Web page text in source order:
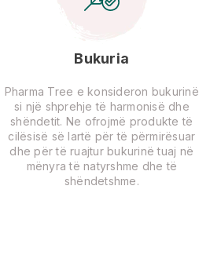
Bukuria
Pharma Tree e konsideron bukurinë
si një shprehje të harmonisë dhe
shëndetit. Ne ofrojmë produkte të
cilësisë së lartë për të përmirësuar
dhe për të ruajtur bukurinë tuaj në
mënyra të natyrshme dhe të
shëndetshme.